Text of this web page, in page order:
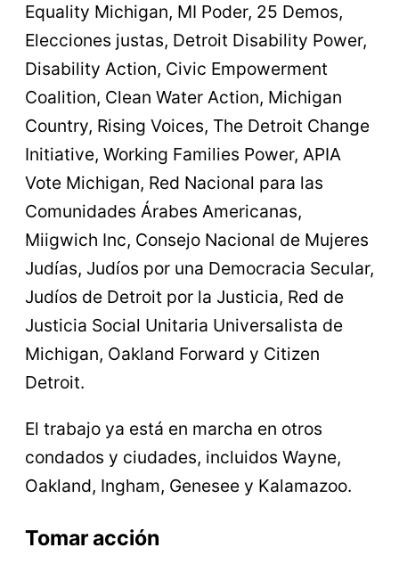
Equality Michigan, MI Poder, 25 Demos,
Elecciones justas, Detroit Disability Power,
Disability Action, Civic Empowerment
Coalition, Clean Water Action, Michigan
Country, Rising Voices, The Detroit Change
Initiative, Working Families Power, APIA
Vote Michigan, Red Nacional para las
Comunidades Árabes Americanas,
Miigwich Inc, Consejo Nacional de Mujeres
Judías, Judíos por una Democracia Secular,
Judíos de Detroit por la Justicia, Red de
Justicia Social Unitaria Universalista de
Michigan, Oakland Forward y Citizen
Detroit.
El trabajo ya está en marcha en otros
condados y ciudades, incluidos Wayne,
Oakland, Ingham, Genesee y Kalamazoo.
Tomar acción